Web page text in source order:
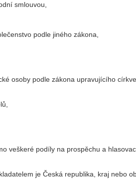
smlouvou,
podle jiného zákona,
osoby podle zákona upravujícího
veškeré podíly na prospěchu a
je Česká republika, kraj nebo